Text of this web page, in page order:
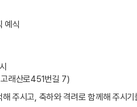
예식
래산로451번길 7)
주시고, 축하와 격려로 함께해 주시기